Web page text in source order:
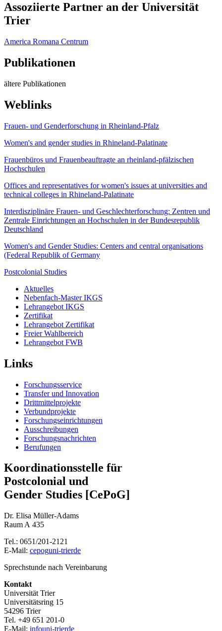
Assoziierte Partner an der Universität
Trier
America Romana Centrum
Publikationen
ältere Publikationen
Weblinks
Frauen- und Genderforschung in Rheinland-Pfalz
Women's and gender studies in Rhineland-Palatinate
Frauenbüros und Frauenbeauftragte an rheinland-pfälzischen
Hochschulen
Offices and representatives for women's issues at universities and
technical colleges in Rhineland-Palatinate
Interdisziplinäre Frauen- und Geschlechterforschung: Zentren und
Zentrale Einrichtungen an Hochschulen in der Bundesrepublik
Deutschland
Women's and Gender Studies: Centers and central organisations
(Federal Republik of Germany
Postcolonial Studies
Aktuelles
Nebenfach-Master IKGS
Lehrangebot IKGS
Zertifikat
Lehrangebot Zertifikat
Freier Wahlbereich
Lehrangebot FWB
Links
Forschungsservice
Transfer und Innovation
Drittmittelprojekte
Verbundprojekte
Forschungseinrichtungen
Ausschreibungen
Forschungsnachrichten
Berufungen
Koordinationsstelle für
Postcolonial und
Gender Studies [CePoG]
Dr. Elisa Müller-Adams
Raum A 435
Tel.: 0651/201-2121
E-Mail: cepoguni-trierde
Sprechstunde nach Vereinbarung
Kontakt
Universität Trier
Universitätsring 15
54296 Trier
Tel. +49 651 201-0
E-Mail: infouni-trierde